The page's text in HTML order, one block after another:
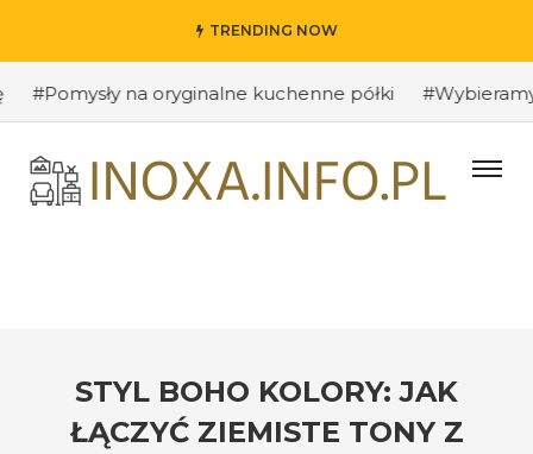
TRENDING NOW
na oryginalne kuchenne półki #Wybieramy
STYL BOHO KOLORY: JAK
ŁĄCZYĆ ZIEMISTE TONY Z